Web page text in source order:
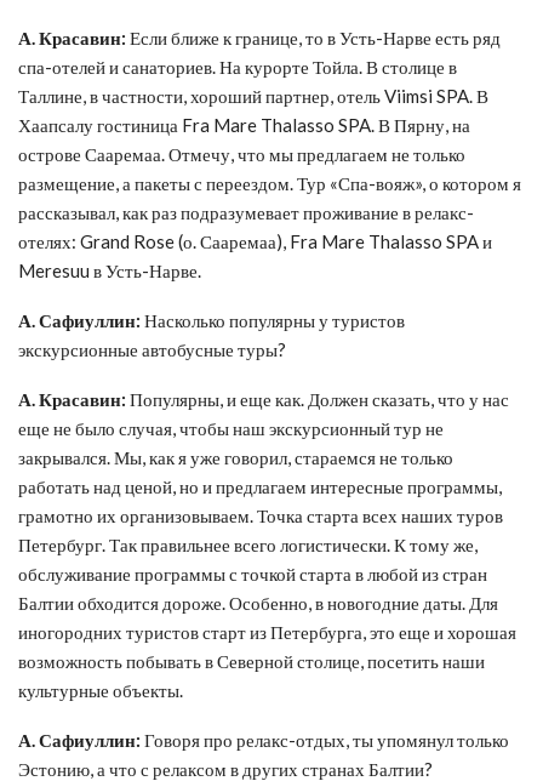
А. Красавин: Если ближе к границе, то в Усть-Нарве есть ряд
спа-отелей и санаториев. На курорте Тойла. В столице в
Таллине, в частности, хороший партнер, отель Viimsi SPA. В
Хаапсалу гостиница Fra Mare Thalasso SPA. В Пярну, на
острове Сааремаа. Отмечу, что мы предлагаем не только
размещение, а пакеты с переездом. Тур «Спа-вояж», о котором я
рассказывал, как раз подразумевает проживание в релакс-
отелях: Grand Rose (о. Сааремаа), Fra Mare Thalasso SPA и
Meresuu в Усть-Нарве.
А. Сафиуллин: Насколько популярны у туристов
экскурсионные автобусные туры?
А. Красавин: Популярны, и еще как. Должен сказать, что у нас
еще не было случая, чтобы наш экскурсионный тур не
закрывался. Мы, как я уже говорил, стараемся не только
работать над ценой, но и предлагаем интересные программы,
грамотно их организовываем. Точка старта всех наших туров
Петербург. Так правильнее всего логистически. К тому же,
обслуживание программы с точкой старта в любой из стран
Балтии обходится дороже. Особенно, в новогодние даты. Для
иногородних туристов старт из Петербурга, это еще и хорошая
возможность побывать в Северной столице, посетить наши
культурные объекты.
А. Сафиуллин: Говоря про релакс-отдых, ты упомянул только
Эстонию, а что с релаксом в других странах Балтии?